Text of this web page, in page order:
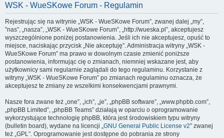
WSK - WueSKowe Forum - Regulamin
Rejestrując się na witrynie „WSK - WueSKowe Forum”, zwanej dalej „my”,
”nas”, „nasza”, „WSK - WueSKowe Forum”, „http://wueska.pl”, akceptujesz
wyszczególnione poniżej postanowienia. Jeśli ich nie akceptujesz, opuść to
miejsce, naciskając przycisk „Nie akceptuję”. Administracja witryny „WSK -
WueSKowe Forum” ma prawo w dowolnym czasie zmienić poniższe
postanowienia, informując cię o zmianach, niemniej wskazane jest, aby
użytkownicy sami regularnie zaglądali do tego regulaminu. Korzystanie z
witryny „WSK - WueSKowe Forum” po zmianach regulaminu oznacza, że
akceptujesz te zmiany ze wszelkimi konsekwencjami prawnymi.
Nasze fora zwane też „one”, „ich”, „je”, „phpBB software”, „www.phpbb.com”,
„phpBB Limited”, „phpBB Teams” działają w oparciu o oprogramowanie
wykorzystujące technologię phpBB, która jest środowiskiem typu witryny
(bulletin board), wydane na licencji „GNU General Public License v2” zwanej
też „GPL”. Oprogramowanie jest dostępne do pobrania ze strony